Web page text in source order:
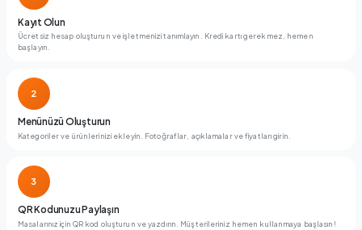
Kayıt Olun
Ücretsiz hesap oluşturun ve işletmenizi tanımlayın. Kredi kartı gerekmez, hemen
başlayın.
2
Menünüzü Oluşturun
Kategoriler ve ürünlerinizi ekleyin. Fotoğraflar, açıklamalar ve fiyatları girin.
3
QR Kodunuzu Paylaşın
Masalarınız için QR kod oluşturun ve yazdırın. Müşterileriniz hemen kullanmaya başlasın!